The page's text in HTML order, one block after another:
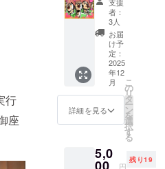
行
座
理事。その
学校の舞台
に3年に一度
開催する
「かがわ・
祭」実行委
綾川町商工
会から町の
ンドタ
オル１
点) ・サ
イズ：
缶バッ
ジ約
3cm
ハンド
タオル
約
35×35c
m
愛媛
県・徳
島県・
高知県
の曲を
収録し
たミニ
アルバ
ム ■「♪
山な
み」の
モー
ション
容になります
マッ
ト】 天
歌布武
信長作
ラン
チョン
マッ
ト。 か
がわ・
山なみ
芸術祭
茶店
リーフ
支援
者：
3人
お届
け予
定：
2025
年12
月
詳細を見る
こ
の
リ
タ
ー
ン
を
選
択
す
る
5,0
円
残り19